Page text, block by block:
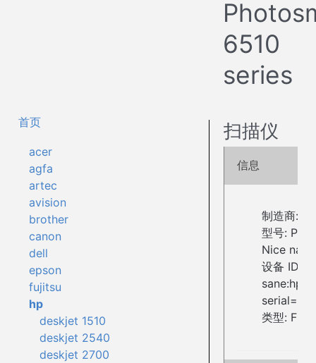
6510
series
首页
acer
agfa
artec
avision
brother
canon
dell
epson
fujitsu
hp
deskjet 1510
deskjet 2540
deskjet 2700
扫描仪
信息
制造商:
型号:
Nice
设备 ID:
类型: